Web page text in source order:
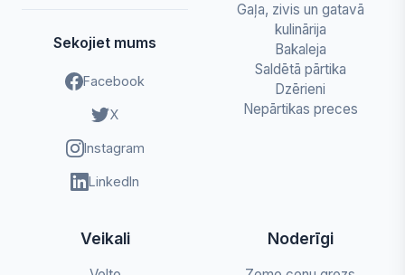
Sekojiet mums
Facebook
X
Instagram
LinkedIn
Gaļa, zivis un gatavā
kulinārija
Bakaleja
Saldētā pārtika
Dzērieni
Nepārtikas preces
Veikali Noderīgi